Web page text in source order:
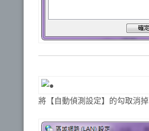
將【自動偵測設定】的勾取消掉